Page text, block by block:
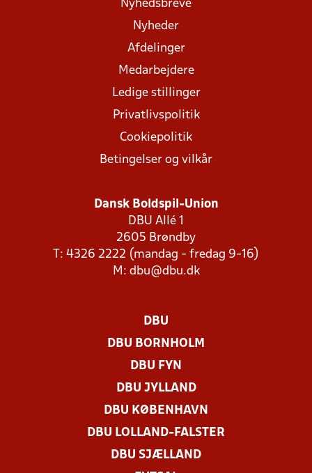
Nyhedsbreve
Nyheder
Afdelinger
Medarbejdere
Ledige stillinger
Privatlivspolitik
Cookiepolitik
Betingelser og vilkår
Dansk Boldspil-Union
DBU Allé 1
2605 Brøndby
T: 4326 2222 (mandag - fredag 9-16)
M: dbu@dbu.dk
DBU
DBU BORNHOLM
DBU FYN
DBU JYLLAND
DBU KØBENHAVN
DBU LOLLAND-FALSTER
DBU SJÆLLAND